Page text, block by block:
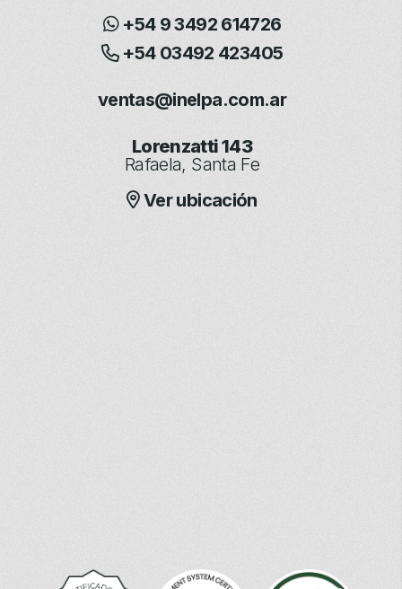
+54 9 3492 614726
+54 03492 423405
ventas@inelpa.com.ar
Lorenzatti 143
Rafaela, Santa Fe
Ver ubicación